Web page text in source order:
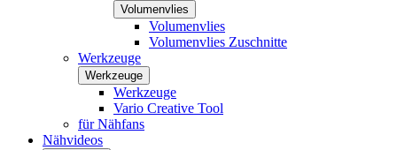
Volumenvlies
Volumenvlies
Volumenvlies Zuschnitte
Werkzeuge
Werkzeuge
Werkzeuge
Vario Creative Tool
für Nähfans
Nähvideos